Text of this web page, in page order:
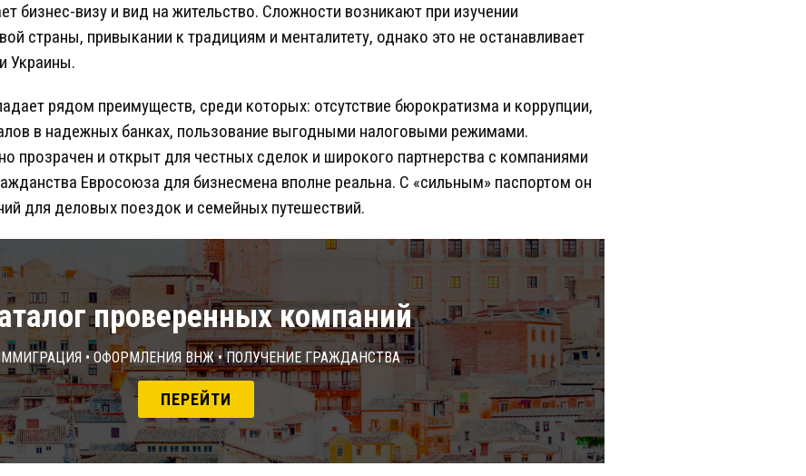
бизнес-визу и вид на жительство. Сложности возникают при изучении
страны, привыкании к традициям и менталитету, однако это не останавливает
Украины.
рядом преимуществ, среди которых: отсутствие бюрократизма и коррупции,
в надежных банках, пользование выгодными налоговыми режимами.
прозрачен и открыт для честных сделок и широкого партнерства с компаниями
Евросоюза для бизнесмена вполне реальна. С «сильным» паспортом он
для деловых поездок и семейных путешествий.
проверенных компаний
• Оформления ВНЖ • Получение гражданства
ПЕРЕЙТИ